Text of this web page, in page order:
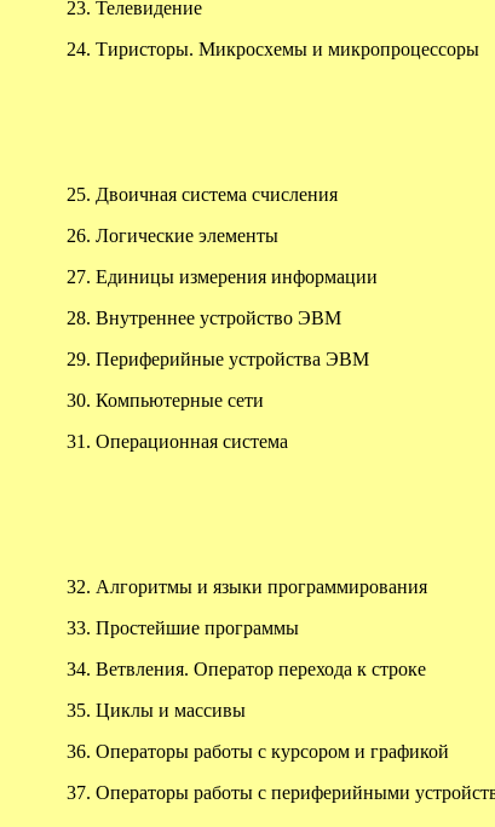
23. Телевидение
24. Тиристоры. Микросхемы и микропроцессоры
25. Двоичная система счисления
26. Логические элементы
27. Единицы измерения информации
28. Внутреннее устройство ЭВМ
29. Периферийные устройства ЭВМ
30. Компьютерные сети
31. Операционная система
32. Алгоритмы и языки программирования
33. Простейшие программы
34. Ветвления. Оператор перехода к строке
35. Циклы и массивы
36. Операторы работы с курсором и графикой
37. Операторы работы с периферийными